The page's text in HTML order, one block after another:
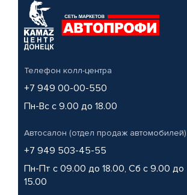
Телефон колл-центра
+7 949 00-00-550
Пн-Вс с 9.00 до 18.00
Автосалон (отдел продаж автомобилей)
+7 949 503-45-55
Пн-Пт с 09.00 до 18.00, Сб с 9.00 до
15.00